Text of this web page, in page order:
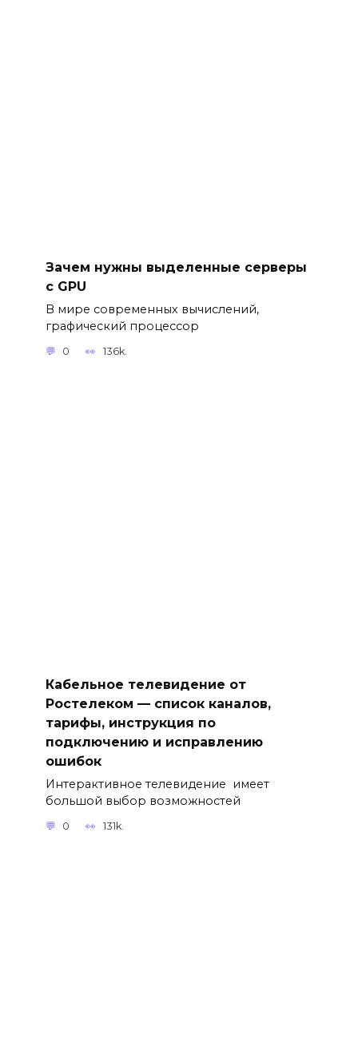
Зачем нужны выделенные серверы
с GPU
В мире современных вычислений,
графический процессор
0 136k.
Кабельное телевидение от
Ростелеком — список каналов,
тарифы, инструкция по
подключению и исправлению
ошибок
Интерактивное телевидение имеет
большой выбор возможностей
0 131k.